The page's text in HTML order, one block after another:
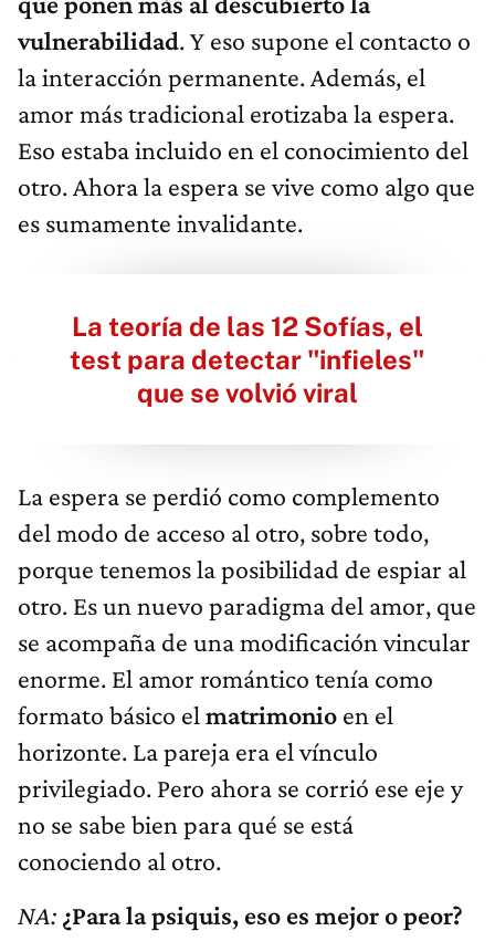
vulnerabilidad. Y eso supone el contacto o
la interacción permanente. Además, el
amor más tradicional erotizaba la espera.
Eso estaba incluido en el conocimiento del
otro. Ahora la espera se vive como algo que
es sumamente invalidante.
La teoría de las 12 Sofías, el
test para detectar "infieles"
que se volvió viral
La espera se perdió como complemento
del modo de acceso al otro, sobre todo,
porque tenemos la posibilidad de espiar al
otro. Es un nuevo paradigma del amor, que
se acompaña de una modificación vincular
enorme. El amor romántico tenía como
formato básico el matrimonio en el
horizonte. La pareja era el vínculo
privilegiado. Pero ahora se corrió ese eje y
no se sabe bien para qué se está
conociendo al otro.
NA: ¿Para la psiquis, eso es mejor o peor?